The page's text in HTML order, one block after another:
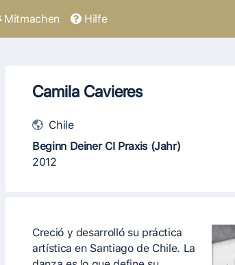
Mitmachen Hilfe
Camila Cavieres
Chile
Beginn Deiner CI Praxis (Jahr)
2012
Creció y desarrolló su práctica
artística en Santiago de Chile. La